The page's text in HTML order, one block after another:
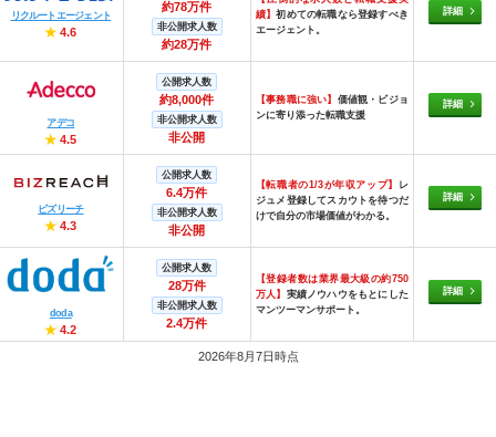
リクルートエージェント
★ 4.6
約78万件
非公開求人数
約28万件
績】初めての転職なら登録すべき
エージェント。
詳細
アデコ
★ 4.5
公開求人数
約8,000件
非公開求人数
非公開
【事務職に強い】 価値観・ビジョ
ンに寄り添った転職支援
詳細
ビズリーチ
★ 4.3
公開求人数
6.4万件
非公開求人数
非公開
【転職者の1/3が年収アップ】
レ
ジュメ登録してスカウトを待つだ
けで自分の市場価値がわかる。
詳細
doda
★ 4.2
公開求人数
28万件
非公開求人数
2.4万件
【登録者数は業界最大級の約750
万人】 実績ノウハウをもとにした
マンツーマンサポート。
詳細
2026年8月7日時点